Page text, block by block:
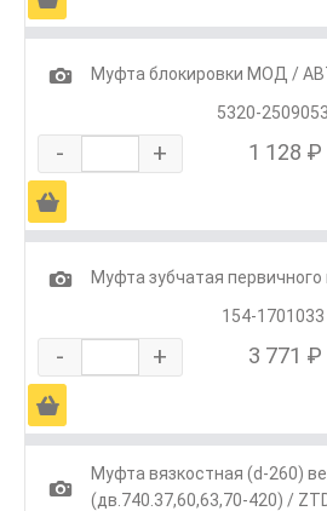
1
Муфта блокировки МОД /
5320-2509053
- + 1 128 ₽
Ä
1
Муфта зубчатая
154-1701033
- + 3 771 ₽
Ä
1
Муфта вязкостная (d-260)
(дв.740.37,60,63,70-420) /